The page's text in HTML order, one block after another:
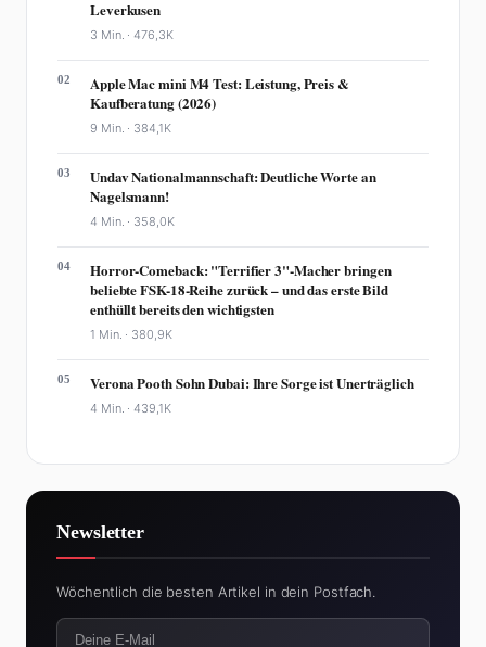
Leverkusen
3 Min. ·476,3K
02
Apple Mac mini M4 Test: Leistung, Preis &
Kaufberatung (2026)
9 Min. · 384,1K
03
Undav Nationalmannschaft: Deutliche Worte an
Nagelsmann!
4 Min. · 358,0K
04
Horror-Comeback: "Terrifier 3"-Macher bringen
beliebte FSK-18-Reihe zurück – und das erste Bild
enthüllt bereits den wichtigsten
1 Min. · 380,9K
05 Verona Pooth Sohn Dubai: Ihre Sorge ist Unerträglich
4 Min. ·439,1K
Newsletter
Wöchentlich die besten Artikel in dein Postfach.